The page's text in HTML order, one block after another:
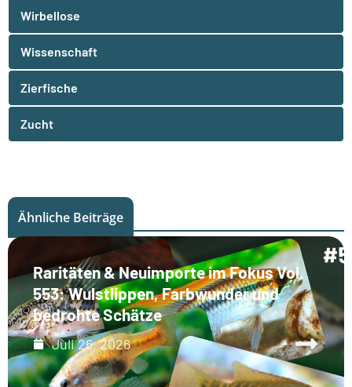
Wirbellose
Wissenschaft
Zierfische
Zucht
Ähnliche Beiträge
Raritäten & Neuimporte im Fokus Vol.
553: Wulstlippen, Farbwunder und
bedrohte Schätze
Juli 26, 2026